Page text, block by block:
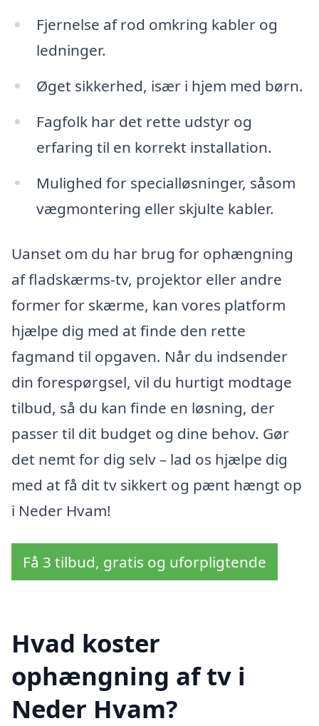
Fjernelse af rod omkring kabler og
ledninger.
Øget sikkerhed, især i hjem med børn.
Fagfolk har det rette udstyr og
erfaring til en korrekt installation.
Mulighed for specialløsninger, såsom
vægmontering eller skjulte kabler.
Uanset om du har brug for ophængning
af fladskærms-tv, projektor eller andre
former for skærme, kan vores platform
hjælpe dig med at finde den rette
fagmand til opgaven. Når du indsender
din forespørgsel, vil du hurtigt modtage
tilbud, så du kan finde en løsning, der
passer til dit budget og dine behov. Gør
det nemt for dig selv – lad os hjælpe dig
med at få dit tv sikkert og pænt hængt op
i Neder Hvam!
Få 3 tilbud, gratis og uforpligtende
Hvad koster
ophængning af tv i
Neder Hvam?